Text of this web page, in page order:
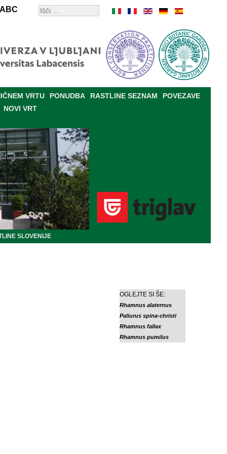
ABC
VRTU PONUDBA RASTLINE SEZNAM
POVEZAVE
NOVI VRT
SLOVENIJE
OGLEJTE SI ŠE:
Rhamnus alaternus
Paliurus spina-christi
Rhamnus fallax
Rhamnus pumilus